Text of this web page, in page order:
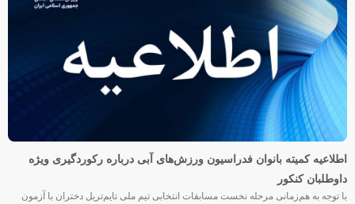
اطلاعیه کمیته بانوان فدراسیون ورزش‌های آبی درباره رکوردگیری ویژه
داوطلبان کنکور
با توجه به هم‌زمانی مرحله نخست مسابقات انتخابی تیم ملی تایم‌تریل دختران با آزمون